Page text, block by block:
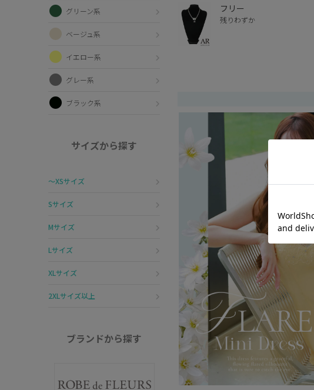
グリーン系
ベージュ系
イエロー系
グレー系
ブラック系
サイズから探す
〜XSサイズ
Sサイズ
Mサイズ
Lサイズ
XLサイズ
2XLサイズ以上
ブランドから探す
フリー
残りわずか